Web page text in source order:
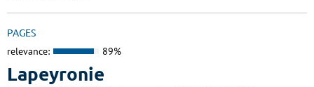
PAGES
relevance: 89%
Lapeyronie